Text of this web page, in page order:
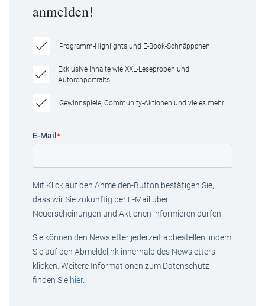
anmelden!
Programm-Highlights und E-Book-Schnäppchen
Exklusive Inhalte wie XXL-Leseproben und
Autorenportraits
Gewinnspiele, Community-Aktionen und vieles mehr
E-Mail *
Mit Klick auf den Anmelden-Button bestätigen Sie,
dass wir Sie zukünftig per E-Mail über
Neuerscheinungen und Aktionen informieren dürfen.
Sie können den Newsletter jederzeit abbestellen, indem
Sie auf den Abmeldelink innerhalb des Newsletters
klicken. Weitere Informationen zum Datenschutz
finden Sie hier.